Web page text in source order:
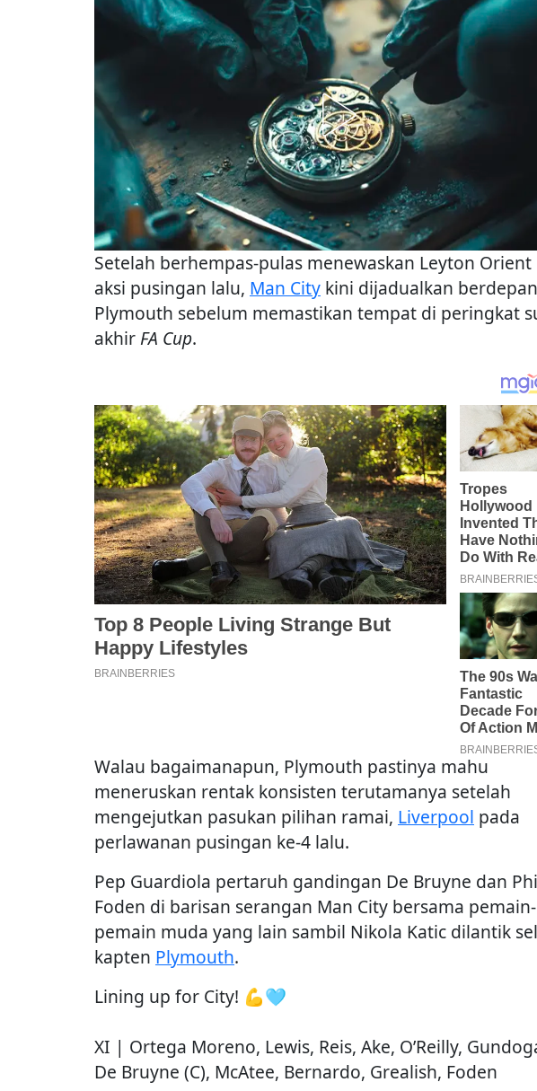
Setelah berhempas-pulas menewaskan Leyton Orient
aksi pusingan lalu, Man City kini dijadualkan berdepan
Plymouth sebelum memastikan tempat di peringkat
akhirFA Cup.
Walau bagaimanapun, Plymouth pastinya mahu
meneruskan rentak konsisten terutamanya setelah
mengejutkan pasukan pilihan ramai, Liverpool pada
perlawanan pusingan ke-4 lalu.
Pep Guardiola pertaruh gandingan De Bruyne dan
Foden di barisan serangan Man City bersama pemain-
pemain muda yang lain sambil Nikola Katic dilantik
kapten Plymouth.
Lining up for City! 💪🩵
XI | Ortega Moreno, Lewis, Reis, Ake, O’Reilly,
De Bruyne (C), McAtee, Bernardo, Grealish, Foden